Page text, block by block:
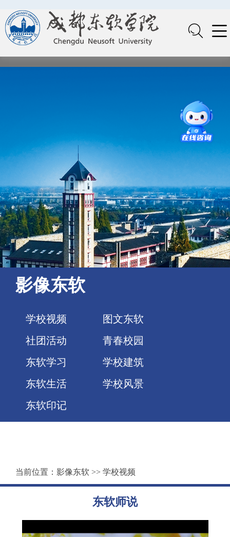
影像东软
学校视频
图文东软
社团活动
青春校园
东软学习
学校建筑
东软生活
学校风景
东软印记
当前位置： 影像东软 >> 学校视频
东软师说